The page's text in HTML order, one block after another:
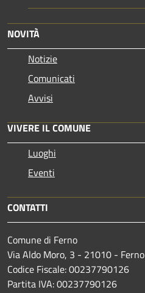
NOVITÀ
Notizie
Comunicati
Avvisi
VIVERE IL COMUNE
Luoghi
Eventi
CONTATTI
Comune di Ferno
Via Aldo Moro, 3 - 21010 - Ferno
Codice Fiscale: 00237790126
Partita IVA: 00237790126